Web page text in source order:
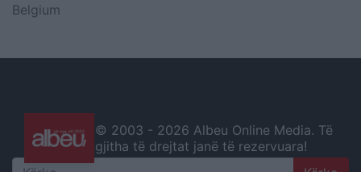
Belgium
© 2003 - 2026 Albeu Online Media. Të
gjitha të drejtat janë të rezervuara!